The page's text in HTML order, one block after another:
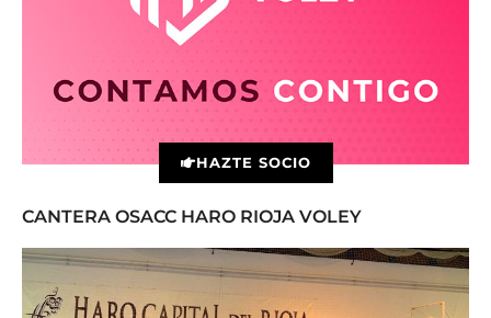
HAZTE SOCIO
CANTERA OSACC HARO RIOJA VOLEY